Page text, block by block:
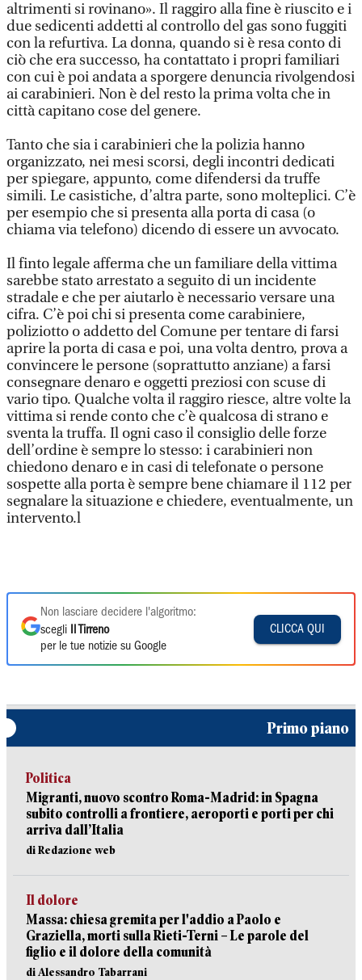
altrimenti si rovinano». Il raggiro alla fine è riuscito e i
due sedicenti addetti al controllo del gas sono fuggiti
con la refurtiva. La donna, quando si è resa conto di
ciò che era successo, ha contattato i propri familiari
con cui è poi andata a sporgere denuncia rivolgendosi
ai carabinieri. Non è del resto la prima volta che in
città capitano cose del genere.
Tanto che sia i carabinieri che la polizia hanno
organizzato, nei mesi scorsi, degli incontri dedicati
per spiegare, appunto, come difendersi da truffe
simili. Le casistiche, d’altra parte, sono molteplici. C’è
per esempio che si presenta alla porta di casa (o
chiama via telefono) dicendo di essere un avvocato.
Il finto legale afferma che un familiare della vittima
sarebbe stato arrestato a seguito di un incidente
stradale e che per aiutarlo è necessario versare una
cifra. C’è poi chi si presenta come carabiniere,
poliziotto o addetto del Comune per tentare di farsi
aprire la porta di casa e poi, una volta dentro, prova a
convincere le persone (soprattutto anziane) a farsi
consegnare denaro e oggetti preziosi con scuse di
vario tipo. Qualche volta il raggiro riesce, altre volte la
vittima si rende conto che c’è qualcosa di strano e
sventa la truffa. Il ogni caso il consiglio delle forze
dell’ordine è sempre lo stesso: i carabinieri non
chiedono denaro e in casi di telefonate o persone
sospette alla porta è sempre bene chiamare il 112 per
segnalare la situazione e chiedere, eventualmente, un
intervento.l
Non lasciare decidere l'algoritmo:
scegli
Il Tirreno
per le tue notizie su Google
CLICCA QUI
Primo piano
Politica
Migranti, nuovo scontro Roma-Madrid: in Spagna
subito controlli a frontiere, aeroporti e porti per chi
arriva dall’Italia
di Redazione web
Il dolore
Massa: chiesa gremita per l'addio a Paolo e
Graziella, morti sulla Rieti-Terni – Le parole del
figlio e il dolore della comunità
di Alessandro Tabarrani